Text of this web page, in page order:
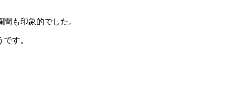
も印象的でした。
す。